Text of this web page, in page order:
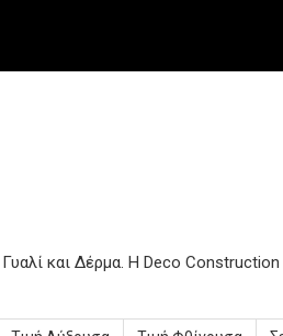
και Δέρμα. Η Deco